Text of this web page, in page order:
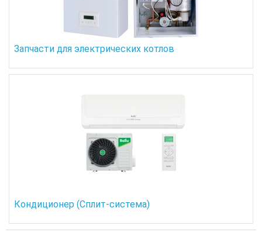
Запчасти для электрических котлов
Кондиционер (Сплит-система)